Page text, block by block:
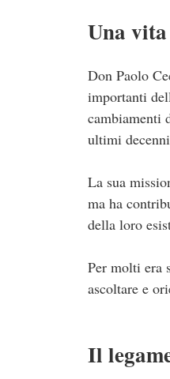
Una
Don Paolo
importanti
cambiamenti
ultimi
La sua
ma ha
della loro
Per molti era
ascoltare e
Il